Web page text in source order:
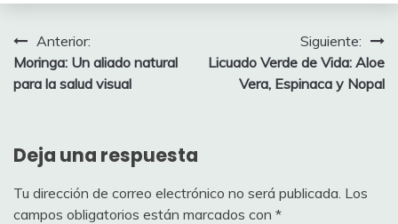
Navegación
de
Anterior:
Moringa: Un aliado natural
para la salud visual
Siguiente:
Licuado Verde de Vida: Aloe
Vera, Espinaca y Nopal
Deja una respuesta
Tu dirección de correo electrónico no será publicada. Los
campos obligatorios están marcados con *